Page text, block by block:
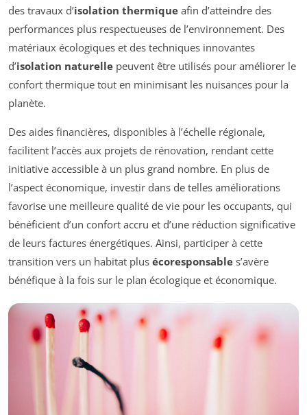
des travaux d’isolation thermique afin d’atteindre des
performances plus respectueuses de l’environnement. Des
matériaux écologiques et des techniques innovantes
d’isolation naturelle peuvent être utilisés pour améliorer le
confort thermique tout en minimisant les nuisances pour la
planète.
Des aides financières, disponibles à l’échelle régionale,
facilitent l’accès aux projets de rénovation, rendant cette
initiative accessible à un plus grand nombre. En plus de
l’aspect économique, investir dans de telles améliorations
favorise une meilleure qualité de vie pour les occupants, qui
bénéficient d’un confort accru et d’une réduction significative
de leurs factures énergétiques. Ainsi, participer à cette
transition vers un habitat plus écoresponsable s’avère
bénéfique à la fois sur le plan écologique et économique.